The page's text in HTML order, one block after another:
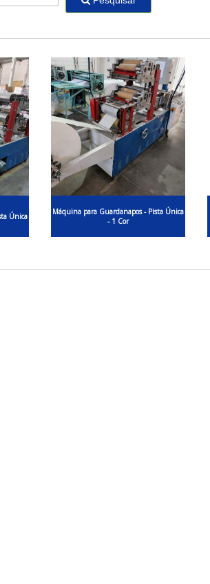
Única
Máquina para Guardanapos - Pista Única
- 1 Cor